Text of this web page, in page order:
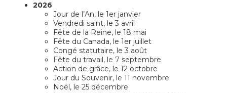
2026
Jour de l’An, le 1er janvier
Vendredi saint, le 3 avril
Fête de la Reine, le 18 mai
Fête du Canada, le 1er juillet
Congé statutaire, le 3 août
Fête du travail, le 7 septembre
Action de grâce, le 12 octobre
Jour du Souvenir, le 11 novembre
Noël, le 25 décembre